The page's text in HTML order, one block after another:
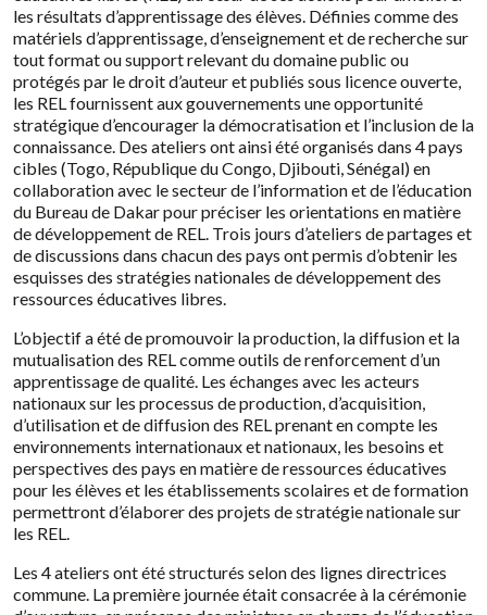
les résultats d’apprentissage des élèves. Définies comme des
matériels d’apprentissage, d’enseignement et de recherche sur
tout format ou support relevant du domaine public ou
protégés par le droit d’auteur et publiés sous licence ouverte,
les REL fournissent aux gouvernements une opportunité
stratégique d’encourager la démocratisation et l’inclusion de la
connaissance. Des ateliers ont ainsi été organisés dans 4 pays
cibles (Togo, République du Congo, Djibouti, Sénégal) en
collaboration avec le secteur de l’information et de l’éducation
du Bureau de Dakar pour préciser les orientations en matière
de développement de REL. Trois jours d’ateliers de partages et
de discussions dans chacun des pays ont permis d’obtenir les
esquisses des stratégies nationales de développement des
ressources éducatives libres.
L’objectif a été de promouvoir la production, la diffusion et la
mutualisation des REL comme outils de renforcement d’un
apprentissage de qualité. Les échanges avec les acteurs
nationaux sur les processus de production, d’acquisition,
d’utilisation et de diffusion des REL prenant en compte les
environnements internationaux et nationaux, les besoins et
perspectives des pays en matière de ressources éducatives
pour les élèves et les établissements scolaires et de formation
permettront d’élaborer des projets de stratégie nationale sur
les REL.
Les 4 ateliers ont été structurés selon des lignes directrices
commune. La première journée était consacrée à la cérémonie